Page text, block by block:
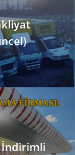
İndirimli